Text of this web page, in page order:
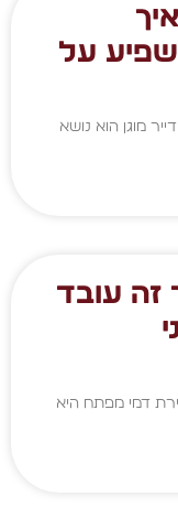
על
דייר מוגן הוא נושא
זה עובד
דמי מפתח היא